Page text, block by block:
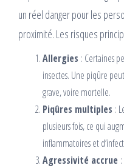
un réel danger pour les
proximité. Les risques
Allergies : Certaines
insectes. Une piqûre
grave, voire mortelle.
Piqûres multiples :
plusieurs fois, ce qui
inflammatoires et
Agressivité accrue